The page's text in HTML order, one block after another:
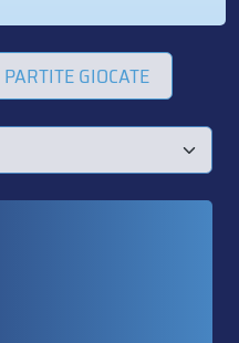
PARTITE GIOCATE